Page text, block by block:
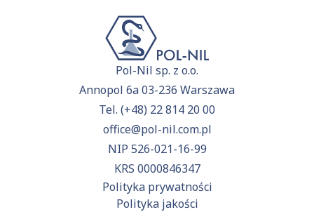
Pol-Nil sp. z o.o.
Annopol 6a 03-236 Warszawa
Tel. (+48) 22 814 20 00
office@pol-nil.com.pl
NIP 526-021-16-99
KRS 0000846347
Polityka prywatności
Polityka jakości